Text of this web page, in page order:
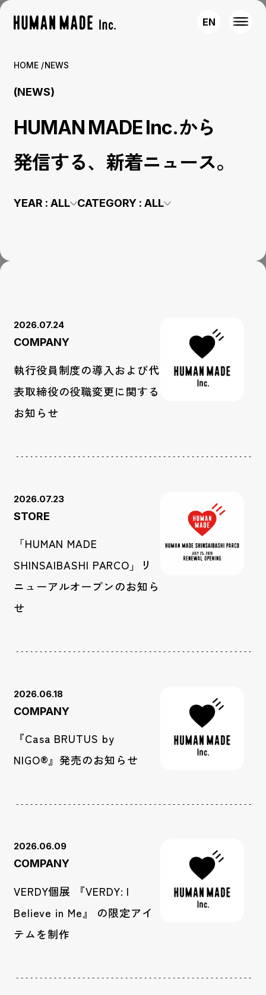
EN
HOME NEWS
(NEWS)
HUMAN MADE Inc.から
発信する、新着ニュース。
YEAR : ALL CATEGORY : ALL
2026.07.24
COMPANY
執行役員制度の導入および代
表取締役の役職変更に関する
お知らせ
2026.07.23
STORE
「HUMAN MADE
SHINSAIBASHI PARCO」リ
ニューアルオープンのお知ら
せ
2026.06.18
COMPANY
『Casa BRUTUS by
NIGO®』発売のお知らせ
2026.06.09
COMPANY
VERDY個展 『VERDY: I
Believe in Me』 の限定アイ
テムを制作